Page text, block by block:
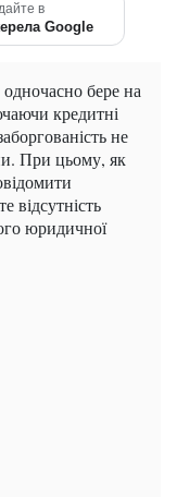
в
Google
бере на
кредитні
не
При цьому, як
відсутність
юридичної